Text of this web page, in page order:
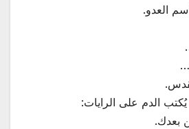
العدو.
الدم على الرايات:
بعدك.